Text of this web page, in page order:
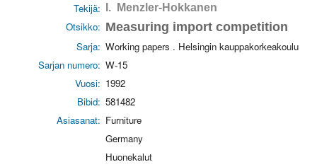
Tekijä: I. Menzler-Hokkanen
Otsikko: Measuring import competition
Sarja: Working papers . Helsingin kauppakorkeakoulu
Sarjan numero: W-15
Vuosi: 1992
Bibid: 581482
Asiasanat: Furniture
Germany
Huonekalut